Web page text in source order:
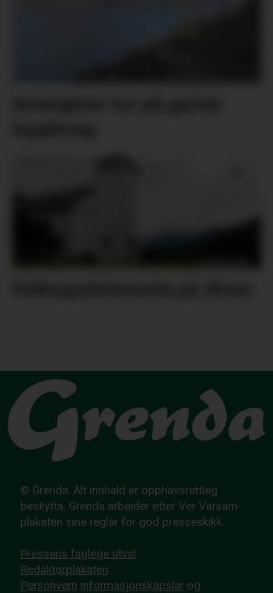
© Grenda. Alt innhald er opphavsrettleg
beskytta. Grenda arbeider etter Ver Varsam-
plakaten sine reglar for god presseskikk.
Pressens faglege utval
Redaktørplakaten
Personvern informasjonskapslar og